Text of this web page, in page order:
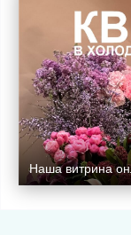
Наша витрина